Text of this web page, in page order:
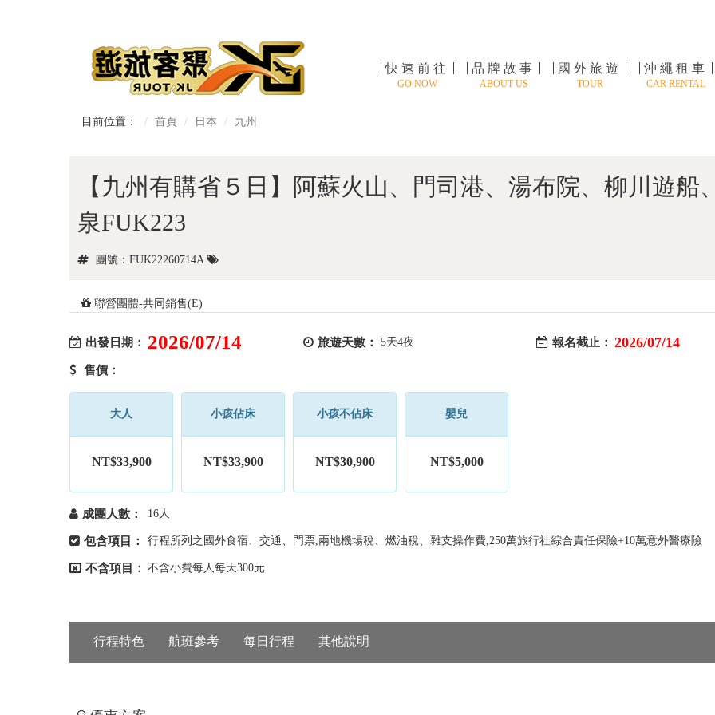
快速前往
GO NOW
品牌故事
ABOUT US
國外旅遊
TOUR
沖繩租車
CAR RENTAL
目前位置： 首頁 日本 九州
【九州有購省５日】阿蘇火山、門司港、湯布院、柳川遊
泉FUK223
團號：FUK22260714A
聯營團體-共同銷售(E)
出發日期： 2026/07/14 旅遊天數： 5天4夜 報名截止： 2026/07/14
售價：
大人
NT$33,900
小孩佔床
NT$33,900
小孩不佔床
NT$30,900
嬰兒
NT$5,000
成團人數： 16人
包含項目： 行程所列之國外食宿、交通、門票,兩地機場稅、燃油稅、雜支操作費,250萬旅行社綜合責任保險+10萬意外醫療險
不含項目： 不含小費每人每天300元
行程特色 航班參考 每日行程 其他說明